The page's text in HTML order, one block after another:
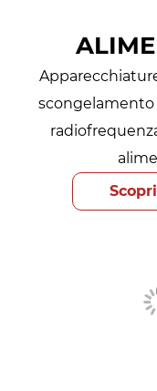
scongelamento